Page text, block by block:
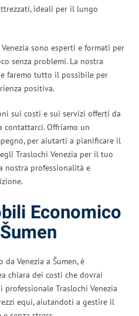
ideali per il lungo
sono esperti e formati per
senza problemi. La nostra
faremo tutto il possibile per
positiva.
sui costi e sui servizi offerti da
contattarci. Offriamo un
per aiutarti a pianificare il
Traslochi Venezia per il tuo
nostra professionalità e
Economico
Venezia a Šumen, è
chiara dei costi che dovrai
professionale Traslochi Venezia
equi, aiutandoti a gestire il